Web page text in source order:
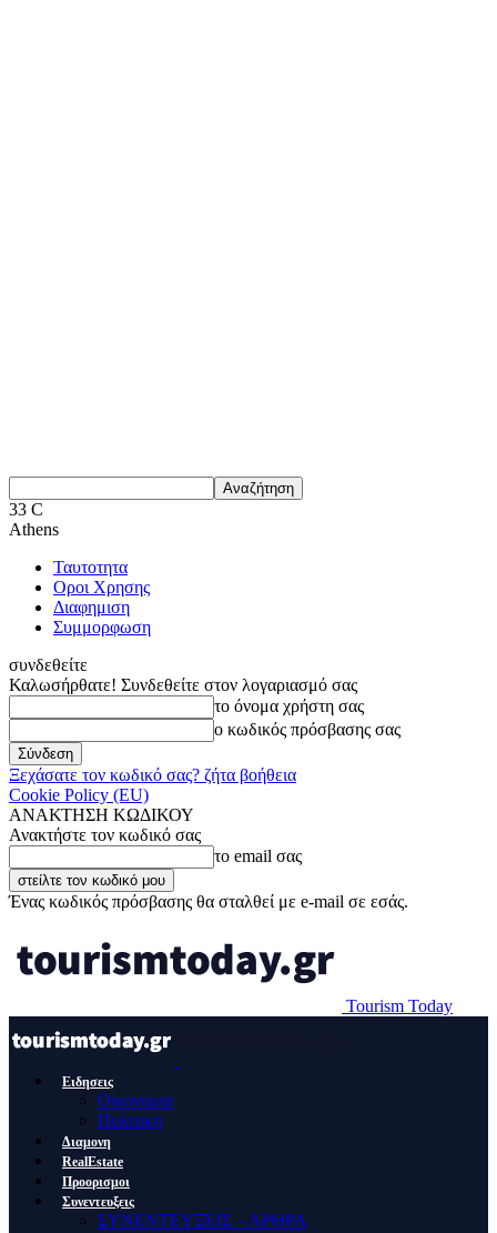
33 C
Athens
Ταυτοτητα
Οροι Χρησης
Διαφημιση
Συμμορφωση
συνδεθείτε
Καλωσήρθατε! Συνδεθείτε στον λογαριασμό σας
το όνομα χρήστη σας
ο κωδικός πρόσβασης σας
Ξεχάσατε τον κωδικό σας? ζήτα βοήθεια
Cookie Policy (EU)
ΑΝΑΚΤΗΣΗ ΚΩΔΙΚΟΥ
Ανακτήστε τον κωδικό σας
το email σας
Ένας κωδικός πρόσβασης θα σταλθεί με e-mail σε εσάς.
Tourism Today
Ειδησεις
Οικονομια
Πολιτικη
Διαμονη
RealEstate
Προορισμοι
Συνεντευξεις
ΣΥΝΕΝΤΕΥΞΕΙΣ – ΑΡΘΡΑ